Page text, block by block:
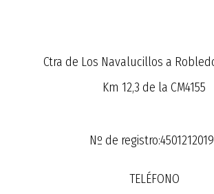
Ctra de Los Navalucillos a
Km 12,3 de la CM4155
Nº de
TELÉFONO